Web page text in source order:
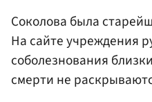
Соколова была
На сайте учреждения
соболезнования
смерти не